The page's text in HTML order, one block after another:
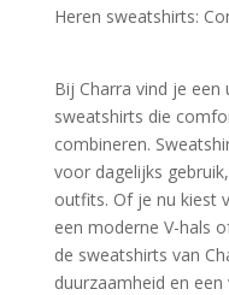
Heren sweatshirts:
Bij Charra vind je
sweatshirts die
combineren.
voor dagelijks
outfits. Of je nu kiest
een moderne V-hals
de sweatshirts van
duurzaamheid en